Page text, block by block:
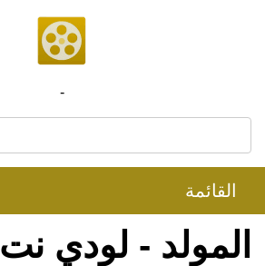
-
القائمة
المولد - لودي نت